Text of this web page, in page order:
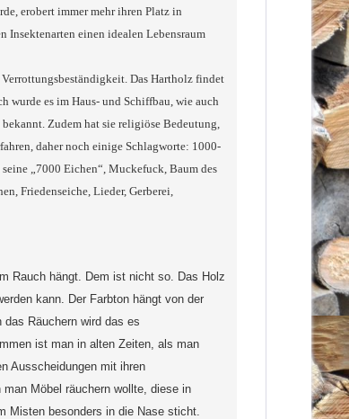
erobert immer mehr ihren Platz in
Insektenarten einen idealen Lebensraum
Das Hartholz findet
wurde es im Haus- und Schiffbau, wie auch
Zudem hat sie religiöse Bedeutung,
daher noch einige Schlagworte: 1000-
„7000 Eichen“, Muckefuck, Baum des
Friedenseiche, Lieder, Gerberei,
Rauch hängt. Dem ist nicht so. Das Holz
kann. Der Farbton hängt von der
Räuchern wird das es
ist man in alten Zeiten, als man
Ausscheidungen mit ihren
Möbel räuchern wollte, diese in
Misten besonders in die Nase sticht.